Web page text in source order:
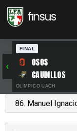
‹
FINAL
OSOS
CAUDILLOS
OLÍMPICO UACH